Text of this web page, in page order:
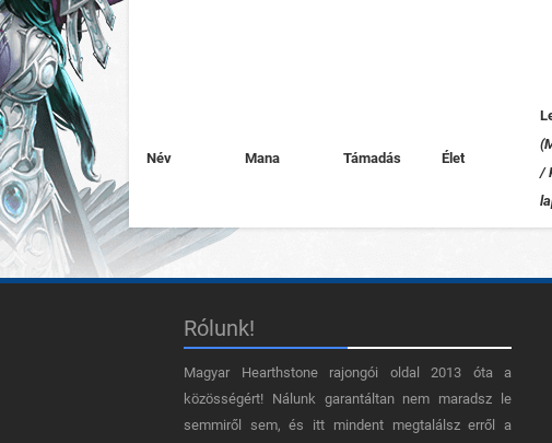
Név Mana Támadás Élet
/
Rólunk!
Magyar Hearthstone​ rajongói oldal 2013 óta a
közösségért! Nálunk garantáltan nem maradsz le
semmiről sem, és itt mindent megtalálsz erről a